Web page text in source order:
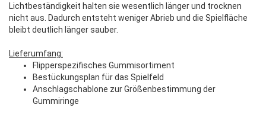
Lichtbeständigkeit halten sie wesentlich länger und trocknen
nicht aus. Dadurch entsteht weniger Abrieb und die Spielfläche
bleibt deutlich länger sauber.
Lieferumfang:
Flipperspezifisches Gummisortiment
Bestückungsplan für das Spielfeld
Anschlagschablone zur Größenbestimmung der
Gummiringe